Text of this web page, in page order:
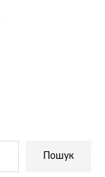
Пошук